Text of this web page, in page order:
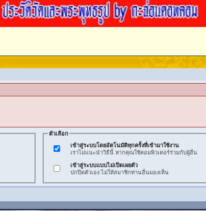
ตัวเลือก
เข้าสู่ระบบโดยอัตโนมัติทุกครั้งที่เข้ามาใช้งาน
เราไม่แนะนำวิธีนี้ หากคุณใช้คอมพิวเตอร์ร่วมกับผู้อื่น
เข้าสู่ระบบแบบไม่เปิดเผยตัว
ปกปิดตัวเอง ไม่ให้สมาชิกท่านอื่นมองเห็น